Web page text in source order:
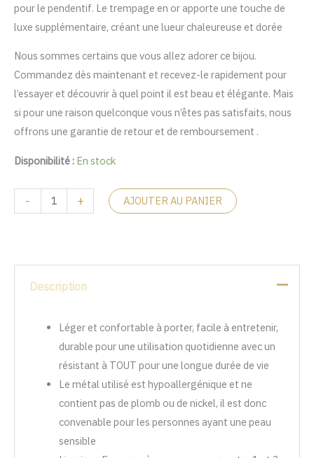
pour le pendentif. Le trempage en or apporte une touche de
luxe supplémentaire, créant une lueur chaleureuse et dorée
Nous sommes certains que vous allez adorer ce bijou.
Commandez dès maintenant et recevez-le rapidement pour
l’essayer et découvrir à quel point il est beau et élégante. Mais
si pour une raison quelconque vous n’êtes pas satisfaits, nous
offrons une garantie de retour et de remboursement .
Disponibilité : En stock
- + AJOUTER AU PANIER
Description
Léger et confortable à porter, facile à entretenir,
durable pour une utilisation quotidienne avec un
résistant à TOUT pour une longue durée de vie
Le métal utilisé est hypoallergénique et ne
contient pas de plomb ou de nickel, il est donc
convenable pour les personnes ayant une peau
sensible